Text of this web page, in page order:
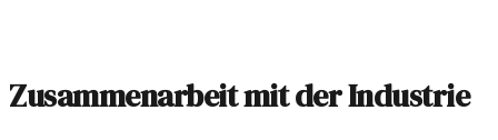
Zusammenarbeit mit der Industrie